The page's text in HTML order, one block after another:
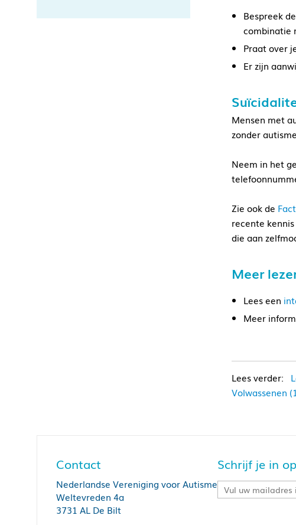
Bespreek
combinatie
Praat over
Er zijn
Mensen met
zonder
Neem in het
Zie ook de
recente
die aan
Meer
Lees een
Meer
Volwassenen
Contact
Nederlandse Vereniging voor Autisme
Weltevreden 4a
3731 AL De Bilt
Schrijf je in